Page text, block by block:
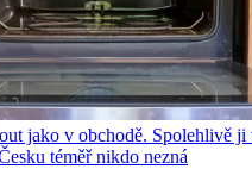
jako v obchodě. Spolehlivě
téměř nikdo nezná